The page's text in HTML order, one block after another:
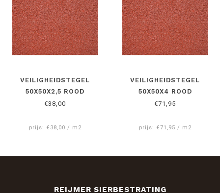
VEILIGHEIDSTEGEL
50X50X2,5 ROOD
€38,00
prijs: €38,00 / m2
VEILIGHEIDSTEGEL
50X50X4 ROOD
€71,95
prijs: €71,95 / m2
REIJMER SIERBESTRATING